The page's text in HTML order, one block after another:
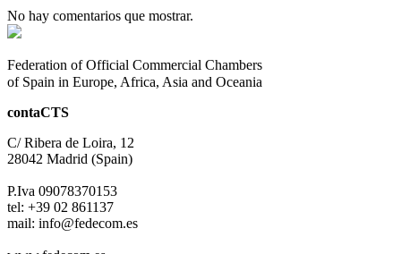
No hay comentarios que mostrar.
Federation of Official Commercial Chambers
of Spain in Europe, Africa, Asia and Oceania
contaCTS
C/ Ribera de Loira, 12
28042 Madrid (Spain)
P.Iva 09078370153
tel: +39 02 861137
mail: info@fedecom.es